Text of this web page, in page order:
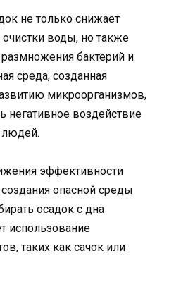
не только снижает
воды, но также
бактерий и
среда, созданная
микроорганизмов,
негативное воздействие
эффективности
опасной среды
осадок с дна
использование
таких как сачок или